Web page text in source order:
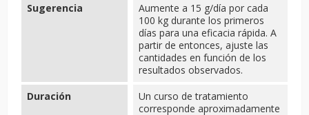
Sugerencia
Aumente a 15 g/día por cada
100 kg durante los primeros
días para una eficacia rápida. A
partir de entonces, ajuste las
cantidades en función de los
resultados observados.
Duración
Un curso de tratamiento
corresponde aproximadamente